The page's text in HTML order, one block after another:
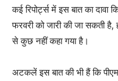
कई रिपोर्ट्स में इस बात का दावा
फरवरी को जारी की जा सकती
से कुछ नहीं कहा गया है।
अटकलें इस बात की भी हैं कि